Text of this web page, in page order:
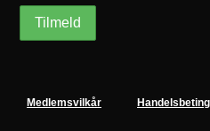
Medlemsvilkår